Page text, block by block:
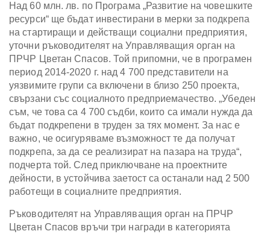
Над 60 млн. лв. по Програма „Развитие на човешките
ресурси“ ще бъдат инвестирани в мерки за подкрепа
на стартиращи и действащи социални предприятия,
уточни ръководителят на Управляващия орган на
ПРЧР Цветан Спасов. Той припомни, че в програмен
период 2014-2020 г. над 4 700 представители на
уязвимите групи са включени в близо 250 проекта,
свързани със социалното предприемачество. „Убеден
съм, че това са 4 700 съдби, които са имали нужда да
бъдат подкрепени в труден за тях момент. За нас е
важно, че осигуряваме възможност те да получат
подкрепа, за да се реализират на пазара на труда“,
подчерта той. След приключване на проектните
дейности, в устойчива заетост са останали над 2 500
работещи в социалните предприятия.
Ръководителят на Управляващия орган на ПРЧР
Цветан Спасов връчи три награди в категорията